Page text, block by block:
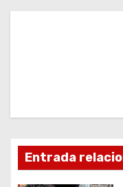
n
d
e
Entrada